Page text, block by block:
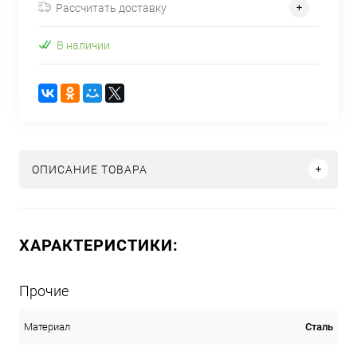
Рассчитать доставку
В наличии
ОПИСАНИЕ ТОВАРА
ХАРАКТЕРИСТИКИ:
Прочие
Материал Сталь